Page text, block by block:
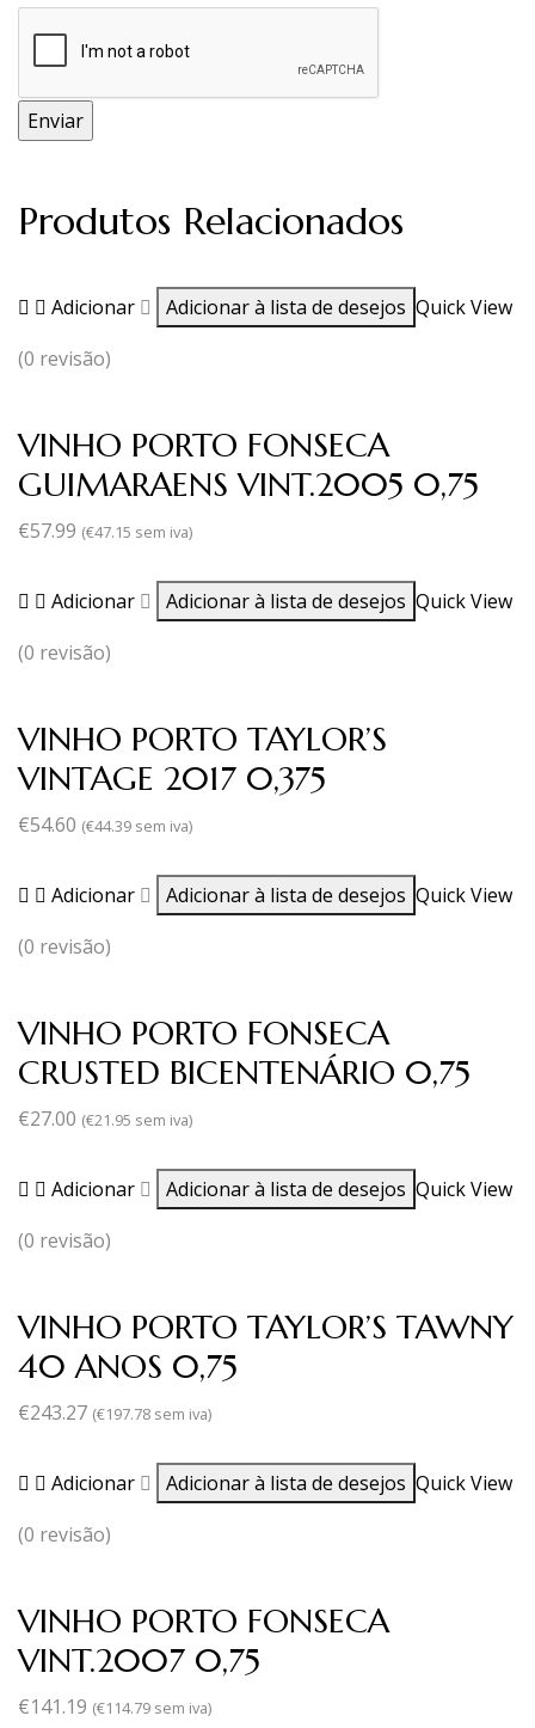
Produtos Relacionados
Adicionar Adicionar à lista de desejos Quick View
(0 revisão)
VINHO PORTO FONSECA
GUIMARAENS VINT.2005 0,75
€57.99 (€47.15 sem iva)
Adicionar Adicionar à lista de desejos Quick View
(0 revisão)
VINHO PORTO TAYLOR’S
VINTAGE 2017 0,375
€54.60 (€44.39 sem iva)
Adicionar Adicionar à lista de desejos Quick View
(0 revisão)
VINHO PORTO FONSECA
CRUSTED BICENTENÁRIO 0,75
€27.00 (€21.95 sem iva)
Adicionar Adicionar à lista de desejos Quick View
(0 revisão)
VINHO PORTO TAYLOR’S TAWNY
40 ANOS 0,75
€243.27 (€197.78 sem iva)
Adicionar Adicionar à lista de desejos Quick View
(0 revisão)
VINHO PORTO FONSECA
VINT.2007 0,75
€141.19 (€114.79 sem iva)